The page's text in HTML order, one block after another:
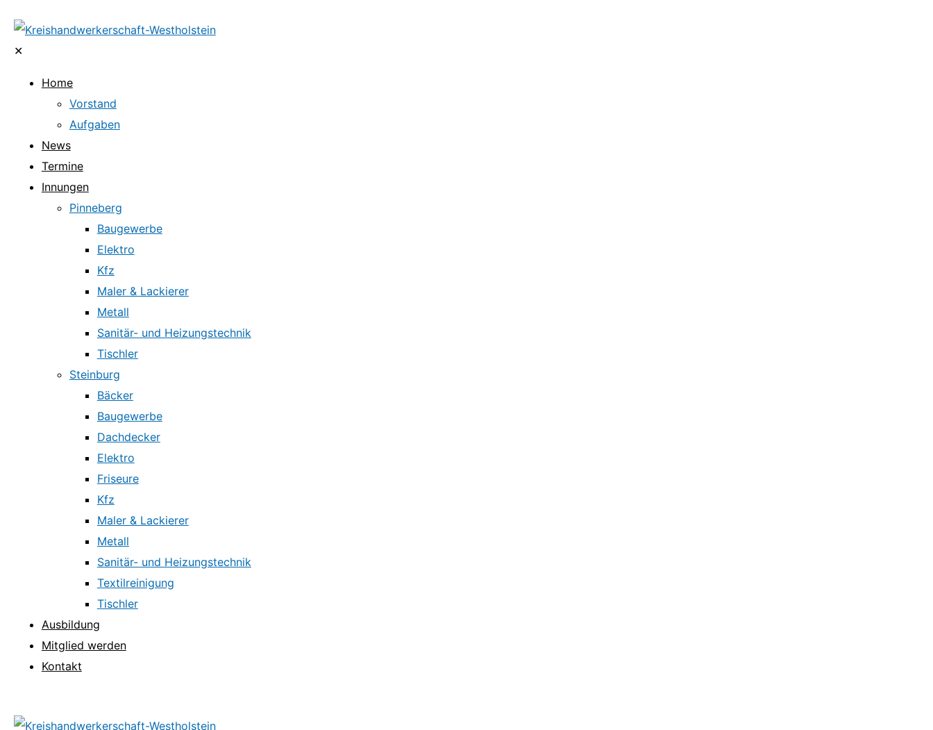
✕
Home
Vorstand
Aufgaben
News
Termine
Innungen
Pinneberg
Baugewerbe
Elektro
Kfz
Maler & Lackierer
Metall
Sanitär- und Heizungstechnik
Tischler
Steinburg
Bäcker
Baugewerbe
Dachdecker
Elektro
Friseure
Kfz
Maler & Lackierer
Metall
Sanitär- und Heizungstechnik
Textilreinigung
Tischler
Ausbildung
Mitglied werden
Kontakt